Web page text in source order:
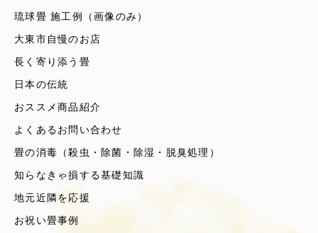
琉球畳 施工例（画像のみ）
大東市自慢のお店
長く寄り添う畳
日本の伝統
おススメ商品紹介
よくあるお問い合わせ
畳の消毒（殺虫・除菌・除湿・脱臭処理）
知らなきゃ損する基礎知識
地元近隣を応援
お祝い畳事例